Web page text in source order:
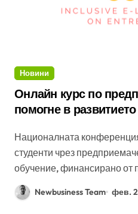
Новини
Онлайн курс по
помогне в
Националната конференция „Успех за всички
студенти чрез
обучение, финансирано от
Newbusiness Team фев.